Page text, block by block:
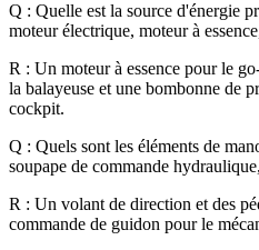
Q : Quelle est la source d'énergie
moteur électrique, moteur à
R : Un moteur à essence pour le
la balayeuse et une bombonne de
cockpit.
Q : Quels sont les éléments de
soupape de commande
R : Un volant de direction et des
commande de guidon pour le